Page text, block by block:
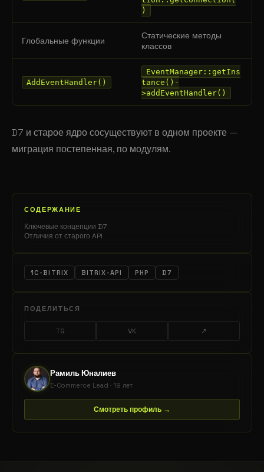
)
Глобальные функции
Статические методы
классов
AddEventHandler()
EventManager::getIns
tance()-
>addEventHandler()
D7 и старое ядро сосуществуют в одном проекте —
миграция постепенная, по модулям.
СОДЕРЖАНИЕ
Ключевые концепции D7
Отличия от старого API
1C-BITRIX BITRIX-API PHP D7
ПОДЕЛИТЬСЯ
TG VK ↗
Рамиль Юналиев
E-Commerce Lead · 19 лет
Смотреть профиль →